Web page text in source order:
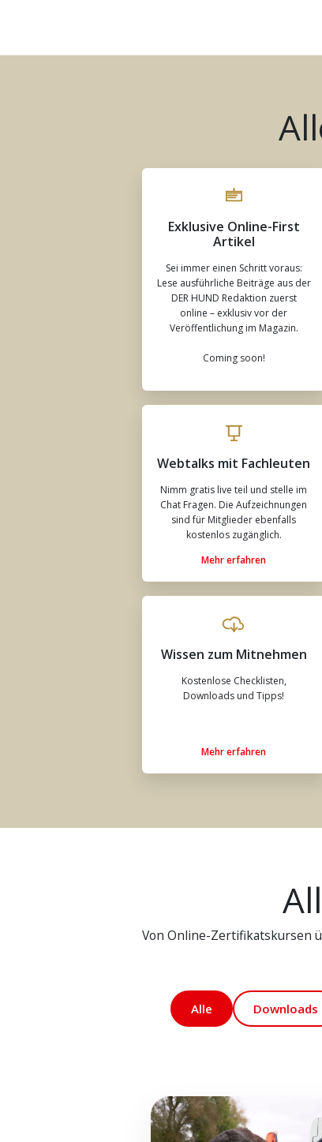
Exklusive Online-First
Artikel
Sei immer einen Schritt voraus:
Lese ausführliche Beiträge aus der
DER HUND Redaktion zuerst
online – exklusiv vor der
Veröffentlichung im Magazin.
Coming soon!
Webtalks mit Fachleuten
Nimm gratis live teil und stelle im
Chat Fragen. Die Aufzeichnungen
sind für Mitglieder ebenfalls
kostenlos zugänglich.
Mehr erfahren
Wissen zum Mitnehmen
Kostenlose Checklisten,
Downloads und Tipps!
Mehr erfahren
Von Online-Zertifikatskursen
Alle Downloads